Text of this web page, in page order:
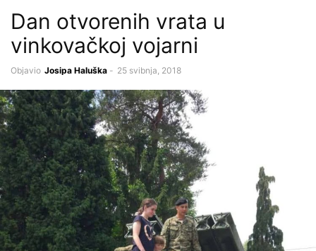
Dan otvorenih vrata u
vinkovačkoj vojarni
Objavio Josipa Haluška - 25 svibnja, 2018